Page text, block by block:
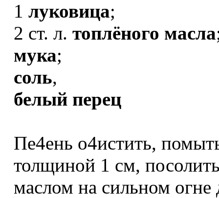
1 луковица;
2 ст. л. топлёного масла
мука;
соль,
белый перец
Пе4ень о4истить,
толщиной 1 см,
маслом на сильном огне